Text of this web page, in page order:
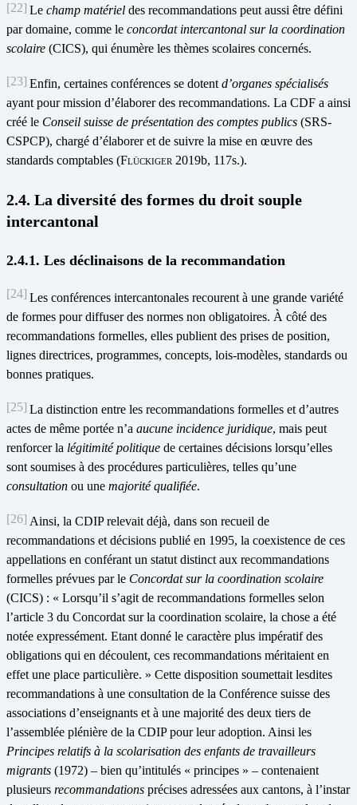
[22] Le champ matériel des recommandations peut aussi être défini
par domaine, comme le concordat intercantonal sur la coordination
scolaire (CICS), qui énumère les thèmes scolaires concernés.
[23] Enfin, certaines conférences se dotentd’organes spécialisés
ayant pour mission d’élaborer des recommandations. La CDF a ainsi
créé le Conseil suisse de présentation des comptes publics (SRS-
CSPCP), chargé d’élaborer et de suivre la mise en œuvre des
standards comptables (Flückiger2019b, 117s.).
2.4. La diversité des formes du droit souple
intercantonal
2.4.1. Les déclinaisons de la recommandation
[24] Les conférences intercantonales recourent à une grande variété
de formes pour diffuser des normes non obligatoires. À côté des
recommandations formelles, elles publient des prises de position,
lignes directrices, programmes, concepts, lois-modèles, standards ou
bonnes pratiques.
[25] La distinction entre les recommandations formelles et d’autres
actes de même portée n’a aucune incidence juridique, mais peut
renforcer la légitimité politique de certaines décisions lorsqu’elles
sont soumises à des procédures particulières, telles qu’une
consultation ou une majorité qualifiée.
[26] Ainsi, la CDIP relevait déjà, dans son recueil de
recommandations et décisions publié en 1995, la coexistence de ces
appellations en conférant un statut distinct aux recommandations
formelles prévues par le Concordat sur la coordination scolaire
(CICS) : « Lorsqu’il s’agit de recommandations formelles selon
l’article 3 du Concordat sur la coordination scolaire, la chose a été
notée expressément. Etant donné le caractère plus impératif des
obligations qui en découlent, ces recommandations méritaient en
effet une place particulière. » Cette disposition soumettait lesdites
recommandations à une consultation de la Conférence suisse des
associations d’enseignants et à une majorité des deux tiers de
l’assemblée plénière de la CDIP pour leur adoption. Ainsi les
Principes relatifs à la scolarisation des enfants de travailleurs
migrants (1972) – bien qu’intitulés « principes » – contenaient
plusieurs recommandations précises adressées aux cantons, à l’instar